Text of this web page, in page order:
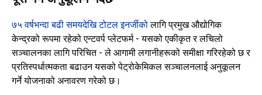
७५ वर्षभन्दा बढी समयदेखि टोटल इनर्जीकोलागि प्रमुख औद्योगिक
केन्द्रको रूपमा रहेकोएन्टवर्प प्लेटफर्म - यसको एकीकृत र लचिलो
सञ्चालनका लागि परिचित - ले आगामी लगानीहरूको समीक्षा गरिरहेको छ र
प्रतिस्पर्धात्मकता बढाउन यसको पेट्रोकेमिकल सञ्चालनलाई अनुकूलन
गर्ने योजनाको अनावरण गरेको छ।